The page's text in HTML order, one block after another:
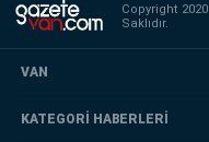
Copyright 2020
Saklıdır.
VAN
KATEGORİ HABERLERİ